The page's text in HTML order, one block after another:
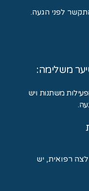
לפני הגעה.
משלימה:
14:00 שעות הפעילות משתנות ויש
רפואית, יש